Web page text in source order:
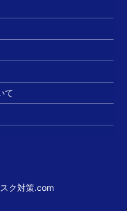
て
ク対策.com